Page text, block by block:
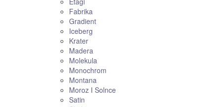
Fabrika
Gradient
Iceberg
Krater
Madera
Molekula
Monochrom
Montana
Moroz I Solnce
Satin